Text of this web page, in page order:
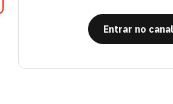
Entrar no